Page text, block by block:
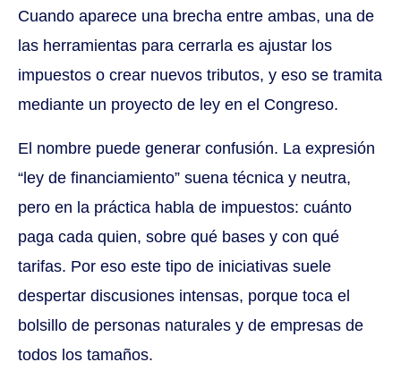
Cuando aparece una brecha entre ambas, una de
las herramientas para cerrarla es ajustar los
impuestos o crear nuevos tributos, y eso se tramita
mediante un proyecto de ley en el Congreso.
El nombre puede generar confusión. La expresión
“ley de financiamiento” suena técnica y neutra,
pero en la práctica habla de impuestos: cuánto
paga cada quien, sobre qué bases y con qué
tarifas. Por eso este tipo de iniciativas suele
despertar discusiones intensas, porque toca el
bolsillo de personas naturales y de empresas de
todos los tamaños.